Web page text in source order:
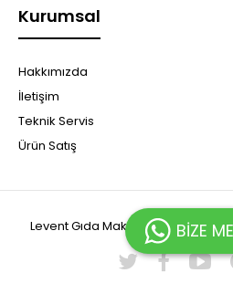
Kurumsal
Hakkımızda
İletişim
Teknik Servis
Ürün Satış
Levent Gıda Makina Sanayi ve
BİZE